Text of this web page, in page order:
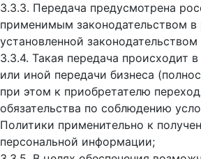
3.3.3. Передача предусмотрена
применимым законодательством в
установленной
3.3.4. Такая передача происходит
или иной передачи бизнеса
при этом к приобретателю
обязательства по соблюдению
Политики применительно к
персональной информации;